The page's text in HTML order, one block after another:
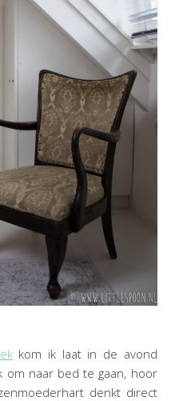
kom ik laat in de avond
om naar bed te gaan, hoor
denkt direct